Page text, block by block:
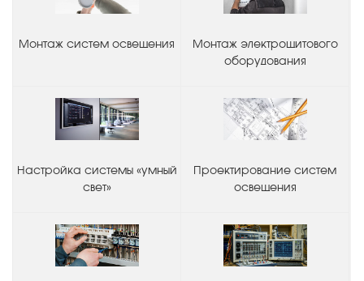
Монтаж систем освещения
Монтаж электрощитового
оборудования
Настройка системы «умный
свет»
Проектирование систем
освещения